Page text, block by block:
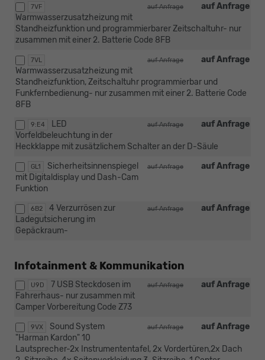
7VF auf Anfrage
auf Anfrage
Warmwasserzusatzheizung mit
Standheizfunktion und programmierbarer Zeitschaltuhr- nur
zusammen mit einer 2. Batterie Code 8FB
7VL auf Anfrage
auf Anfrage
Warmwasserzusatzheizung mit
Standheizfunktion, Zeitschaltuhr programmierbar und
Funkfernbedienung- nur zusammen mit einer 2. Batterie Code
8FB
9:E4 auf Anfrage
auf Anfrage
LED
Vorfeldbeleuchtung in der
Heckklappe mit zusätzlichem Schalter an der D-Säule
GL1 auf Anfrage
auf Anfrage
Sicherheitsinnenspiegel
mit Digitaldisplay und Dash-Cam
Funktion
6B2 auf Anfrage
auf Anfrage
4 Verzurrösen zur
Ladegutsicherung im
Gepäckraum-
Infotainment & Kommunikation
U9D auf Anfrage
auf Anfrage
7 USB Steckdosen im
Fahrerhaus- nur zusammen mit
Camper Vorbereitung Code Z73
9VX auf Anfrage
auf Anfrage
Sound System
"Harman Kardon" 10
Lautsprecher-2x Instrumententafel, 2x Vordertüren,2x Dach